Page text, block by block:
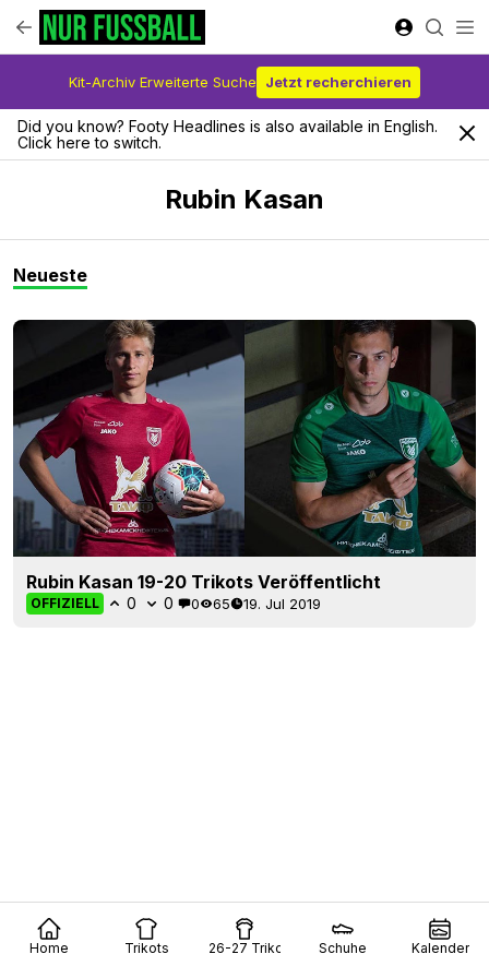
Kit-Archiv Erweiterte Suche Jetzt recherchieren
Home Trikots 26-27 Trikots Schuhe Kalender
Did you know? Footy Headlines is also available in English.
Click here to switch.
Rubin Kasan
Neueste
Rubin Kasan 19-20 Trikots Veröffentlicht
OFFIZIELL 0 0 0 65 19. Jul 2019